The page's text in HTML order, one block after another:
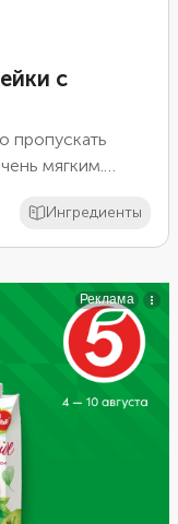
с
пропускать
мягким.
и в то же
сок. Для большей
Ингредиенты